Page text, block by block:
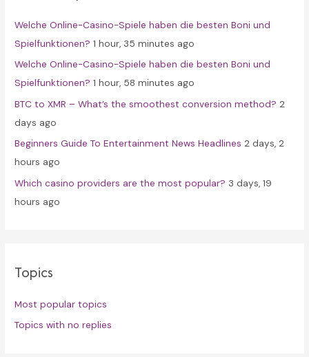
o
r
:
Welche Online-Casino-Spiele haben die besten Boni und
Spielfunktionen? 1 hour, 35 minutes ago
Welche Online-Casino-Spiele haben die besten Boni und
Spielfunktionen? 1 hour, 58 minutes ago
BTC to XMR – What’s the smoothest conversion method? 2
days ago
Beginners Guide To Entertainment News Headlines 2 days, 2
hours ago
Which casino providers are the most popular? 3 days, 19
hours ago
Topics
Most popular topics
Topics with no replies